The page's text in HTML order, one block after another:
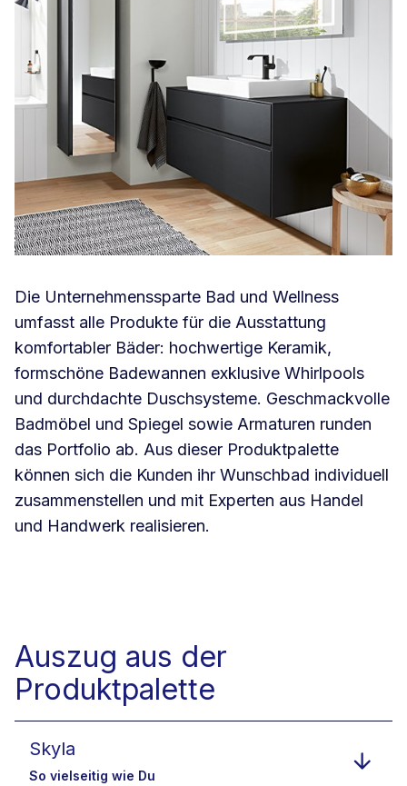
Die Unternehmenssparte Bad und Wellness
umfasst alle Produkte für die Ausstattung
komfortabler Bäder: hochwertige Keramik,
formschöne Badewannen exklusive Whirlpools
und durchdachte Duschsysteme. Geschmackvolle
Badmöbel und Spiegel sowie Armaturen runden
das Portfolio ab. Aus dieser Produktpalette
können sich die Kunden ihr Wunschbad individuell
zusammenstellen und mit Experten aus Handel
und Handwerk realisieren.
Auszug aus der
Produktpalette
Skyla
So vielseitig wie Du